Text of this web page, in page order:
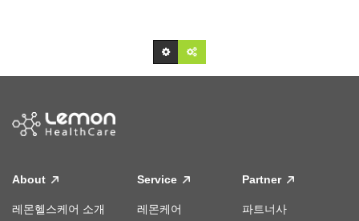
About
레몬헬스케어 소개
Service
레몬케어
Partner
파트너사